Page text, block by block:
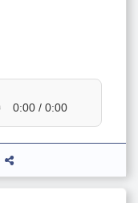
0:00 / 0:00